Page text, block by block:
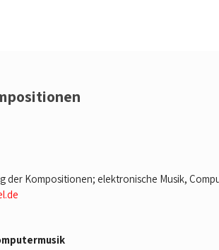
der Kompositionen; elektronische Musik,